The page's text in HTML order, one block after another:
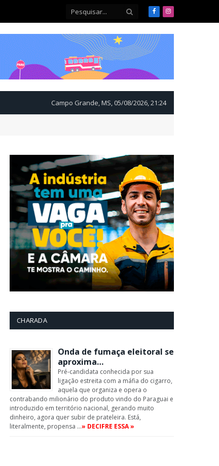
FacebookInstagram
Campo Grande, MS, 05/08/2026, 21:24
CHARADA
Onda de fumaça eleitoral se
aproxima…
Pré-candidata conhecida por sua
ligação estreita com a máfia do cigarro,
aquela que organiza e opera o
contrabando milionário do produto vindo do Paraguai e
introduzido em território nacional, gerando muito
dinheiro, agora quer subir de prateleira. Está,
literalmente, propensa …» DECIFRE ESSA »